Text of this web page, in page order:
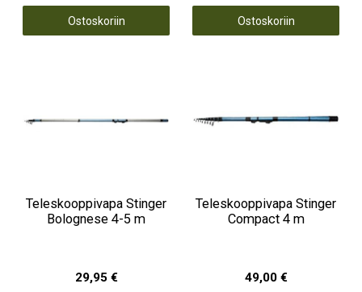
Ostoskoriin Ostoskoriin
Teleskooppivapa Stinger
Bolognese 4-5 m
29,95 €
Teleskooppivapa Stinger
Compact 4 m
49,00 €